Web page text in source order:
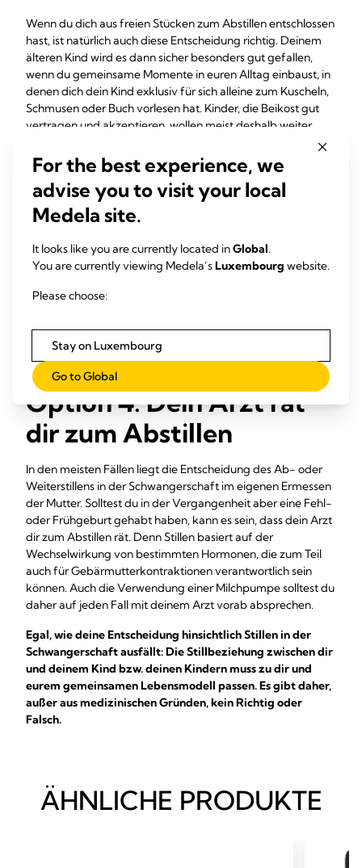
Wenn du dich aus freien Stücken zum Abstillen entschlossen
hast, ist natürlich auch diese Entscheidung richtig. Deinem
älteren Kind wird es dann sicher besonders gut gefallen,
wenn du gemeinsame Momente in euren Alltag einbaust, in
denen dich dein Kind exklusiv für sich alleine zum Kuscheln,
Schmusen oder Buch vorlesen hat. Kinder, die Beikost gut
vertragen und akzeptieren, wollen meist deshalb weiter
gestillt werden, weil das Stillen für sie eine Ruheoase ist, in
der sie ihre Mama ganz für sich alleine haben. Stille dieses
Bedürfnis und das Abstillen kann ganz sanft gelingen.
Option 3: Dein Kind stillt
sich selbst ab
ihrer Mutter automatisch selbst ab, meist zwischen dem 5.
der Muttermilch während der Schwangerschaft sein. Aber
ob und wann dies geschieht, hängt auch vom Alter deines
Kindes ab.
Option 4: Dein Arzt rät
dir zum Abstillen
In den meisten Fällen liegt die Entscheidung des Ab- oder
Weiterstillens in der Schwangerschaft im eigenen Ermessen
der Mutter. Solltest du in der Vergangenheit aber eine Fehl-
oder Frühgeburt gehabt haben, kann es sein, dass dein Arzt
dir zum Abstillen rät. Denn Stillen basiert auf der
Wechselwirkung von bestimmten Hormonen, die zum Teil
auch für Gebärmutterkontraktionen verantwortlich sein
können. Auch die Verwendung einer Milchpumpe solltest du
daher auf jeden Fall mit deinem Arzt vorab absprechen.
Egal, wie deine Entscheidung hinsichtlich Stillen in der
Schwangerschaft ausfällt: Die Stillbeziehung zwischen dir
und deinem Kind bzw. deinen Kindern muss zu dir und
eurem gemeinsamen Lebensmodell passen. Es gibt daher,
außer aus medizinischen Gründen, kein Richtig oder
Falsch.
ÄHNLICHE PRODUKTE
For the best experience, we
advise you to visit your local
Medela site.
It looks like you are currently located inGlobal.
You are currently viewing Medela’sLuxembourg website.
Please choose:
Stay on Luxembourg
Go to Global